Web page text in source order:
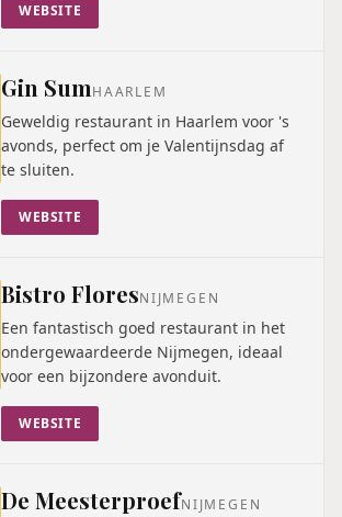
WEBSITE
Gin SumHAARLEM
Geweldig restaurant in Haarlem voor 's
avonds, perfect om je Valentijnsdag af
te sluiten.
WEBSITE
Bistro FloresNIJMEGEN
Een fantastisch goed restaurant in het
ondergewaardeerde Nijmegen, ideaal
voor een bijzondere avonduit.
WEBSITE
De MeesterproefNIJMEGEN